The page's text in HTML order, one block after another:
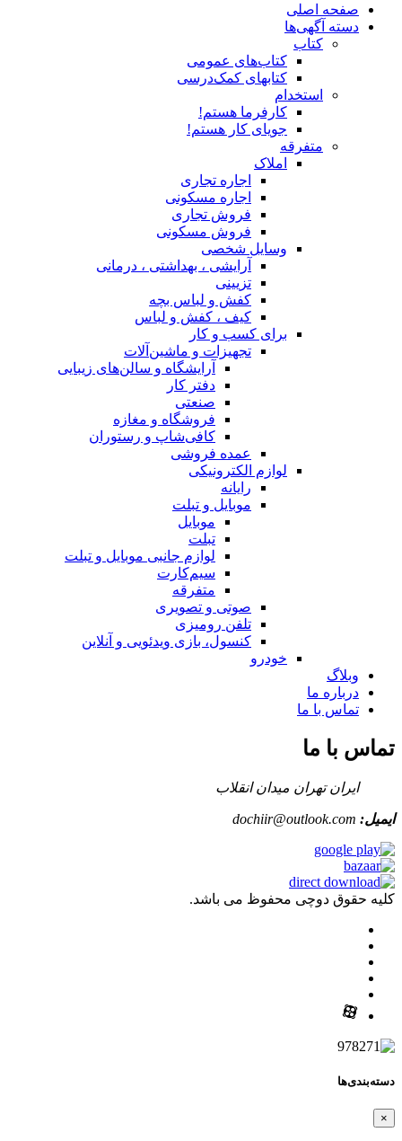
صفحه اصلی
دسته آگهی‌ها
کتاب
کتاب‌های عمومی
کتابهای کمک‌درسی
استخدام
کارفرما هستم!
جویای کار هستم!
متفرقه
املاک
اجاره تجاری
اجاره مسکونی
فروش تجاری
فروش مسکونی
وسایل شخصی
آرایشی ، بهداشتی ، درمانی
تزیینی
کفش و لباس بچه
کیف ، کفش و لباس
برای کسب و کار
تجهیزات و ماشین‌آلات
آرایشگاه و سالن‌های زیبایی
دفتر کار
صنعتی
فروشگاه و مغازه
کافی‌شاپ و رستوران
عمده فروشی
لوازم الکترونیکی
رایانه
موبایل و تبلت
موبایل
تبلت
لوازم جانبی موبایل و تبلت
سیم‌کارت
متفرقه
صوتی و تصویری
تلفن رومیزی
کنسول، بازی‌ ویدئویی و آنلاین
خودرو
وبلاگ
درباره ما
تماس با ما
تماس با ما
ایران تهران میدان انقلاب
ایمیل: dochiir@outlook.com
کلیه حقوق دوچی محفوظ می باشد.
دسته‌بندی‌ها
×